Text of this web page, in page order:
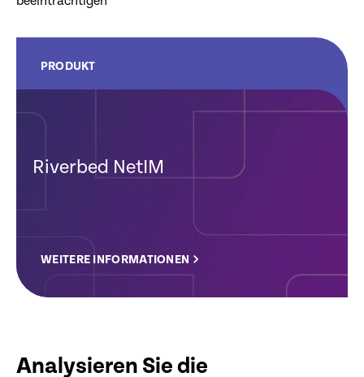
PRODUKT
Riverbed NetIM
WEITERE INFORMATIONEN
Analysieren Sie die